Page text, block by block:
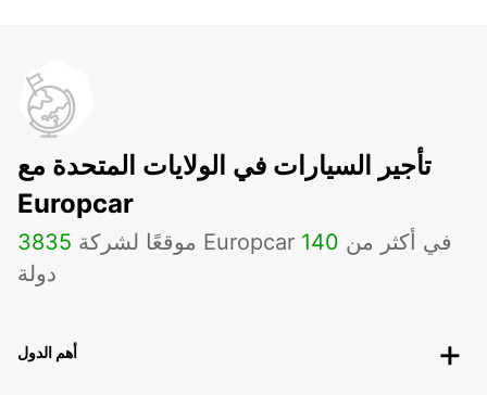
تأجير السيارات في الولايات المتحدة مع
Europcar
3835 موقعًا لشركة Europcar في أكثر من 140
دولة
أهم الدول